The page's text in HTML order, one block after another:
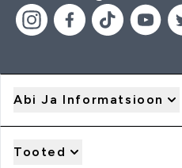
Abi Ja Informatsioon
Tooted